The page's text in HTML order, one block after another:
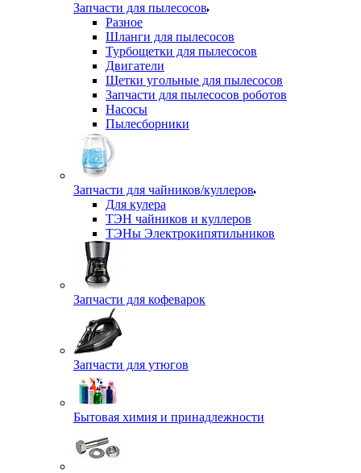
Запчасти для пылесосов
Разное
Шланги для пылесосов
Турбощетки для пылесосов
Двигатели
Щетки угольные для пылесосов
Запчасти для пылесосов роботов
Насосы
Пылесборники
Запчасти для чайников/куллеров
Для кулера
ТЭН чайников и куллеров
ТЭНы Электрокипятильников
Запчасти для кофеварок
Запчасти для утюгов
Бытовая химия и принадлежности